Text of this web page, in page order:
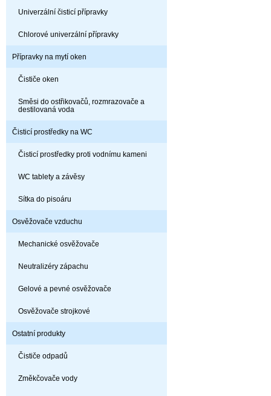
Univerzální čisticí přípravky
Chlorové univerzální přípravky
Přípravky na mytí oken
Čističe oken
Směsi do ostřikovačů, rozmrazovače a
destilovaná voda
Čisticí prostředky na WC
Čisticí prostředky proti vodnímu kameni
WC tablety a závěsy
Sítka do pisoáru
Osvěžovače vzduchu
Mechanické osvěžovače
Neutralizéry zápachu
Gelové a pevné osvěžovače
Osvěžovače strojkové
Ostatní produkty
Čističe odpadů
Změkčovače vody